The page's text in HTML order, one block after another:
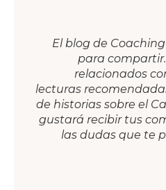
El blog de
para
relacionados
lecturas
de historias sobre el
gustará recibir tus
las dudas que te